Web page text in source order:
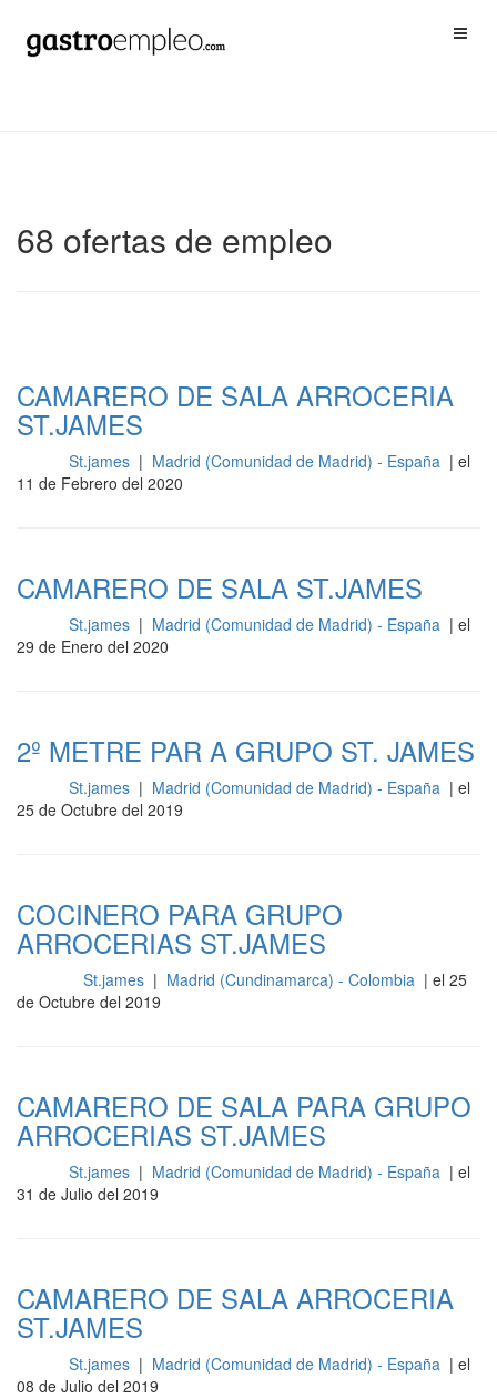
68 ofertas de empleo
CAMARERO DE SALA ARROCERIA
ST.JAMES
St.james | Madrid (Comunidad de Madrid) - España | el
11 de Febrero del 2020
CAMARERO DE SALA ST.JAMES
St.james | Madrid (Comunidad de Madrid) - España | el
29 de Enero del 2020
2º METRE PAR A GRUPO ST. JAMES
St.james | Madrid (Comunidad de Madrid) - España | el
25 de Octubre del 2019
COCINERO PARA GRUPO
ARROCERIAS ST.JAMES
St.james | Madrid (Cundinamarca) - Colombia | el 25
de Octubre del 2019
CAMARERO DE SALA PARA GRUPO
ARROCERIAS ST.JAMES
St.james | Madrid (Comunidad de Madrid) - España | el
31 de Julio del 2019
CAMARERO DE SALA ARROCERIA
ST.JAMES
St.james | Madrid (Comunidad de Madrid) - España | el
08 de Julio del 2019